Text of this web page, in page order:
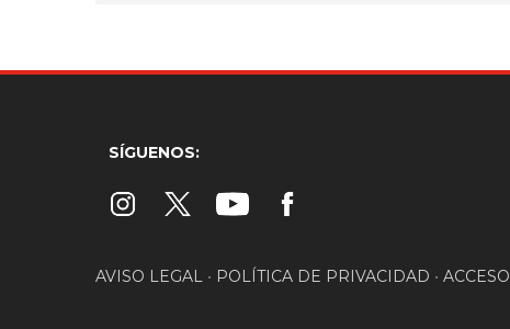
SÍGUENOS:
AVISO LEGAL • POLÍTICA DE PRIVACIDAD • ACCESO